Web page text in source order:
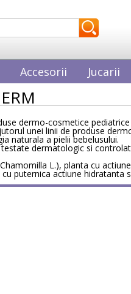
Accesorii Jucarii
dermo-cosmetice pediatrice
unei linii de produse
naturala a pielii bebelusului.
dermatologic si
L.), planta cu
puternica actiune hidratanta